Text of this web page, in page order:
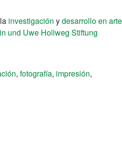
investigación ydesarrollo en arte
und Uwe Hollweg Stiftung
, fotografía, impresión,